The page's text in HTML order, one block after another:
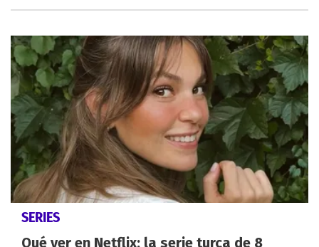
SERIES
Qué ver en Netflix: la serie turca de 8